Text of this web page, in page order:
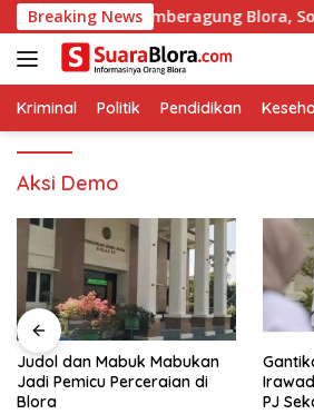
Langsung
ke
konten
Breaking News
Sumberagung Blora, Solusi
Kriminal Politik Pendidikan
Aksi Demo
Judol dan Mabuk Mabukan
Jadi Pemicu Perceraian di
Blora
PJ